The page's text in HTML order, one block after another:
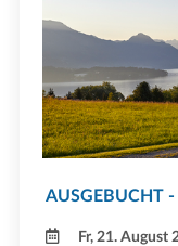
AUSGEBUCHT
Fr, 21. August